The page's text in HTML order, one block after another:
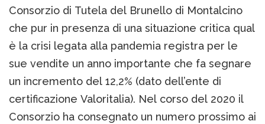
Consorzio di Tutela del Brunello di Montalcino
che pur in presenza di una situazione critica qual
è la crisi legata alla pandemia registra per le
sue vendite un anno importante che fa segnare
un incremento del 12,2% (dato dell’ente di
certificazione Valoritalia). Nel corso del 2020 il
Consorzio ha consegnato un numero prossimo ai